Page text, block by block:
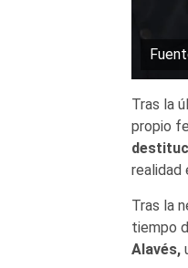
Tras la
propio
realidad
Tras la
tiempo
Alavés,